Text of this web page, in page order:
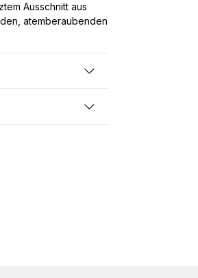
Ausschnitt aus
atemberaubenden